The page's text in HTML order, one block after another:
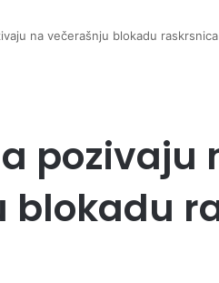
na večerašnju blokadu
pozivaju
blokadu